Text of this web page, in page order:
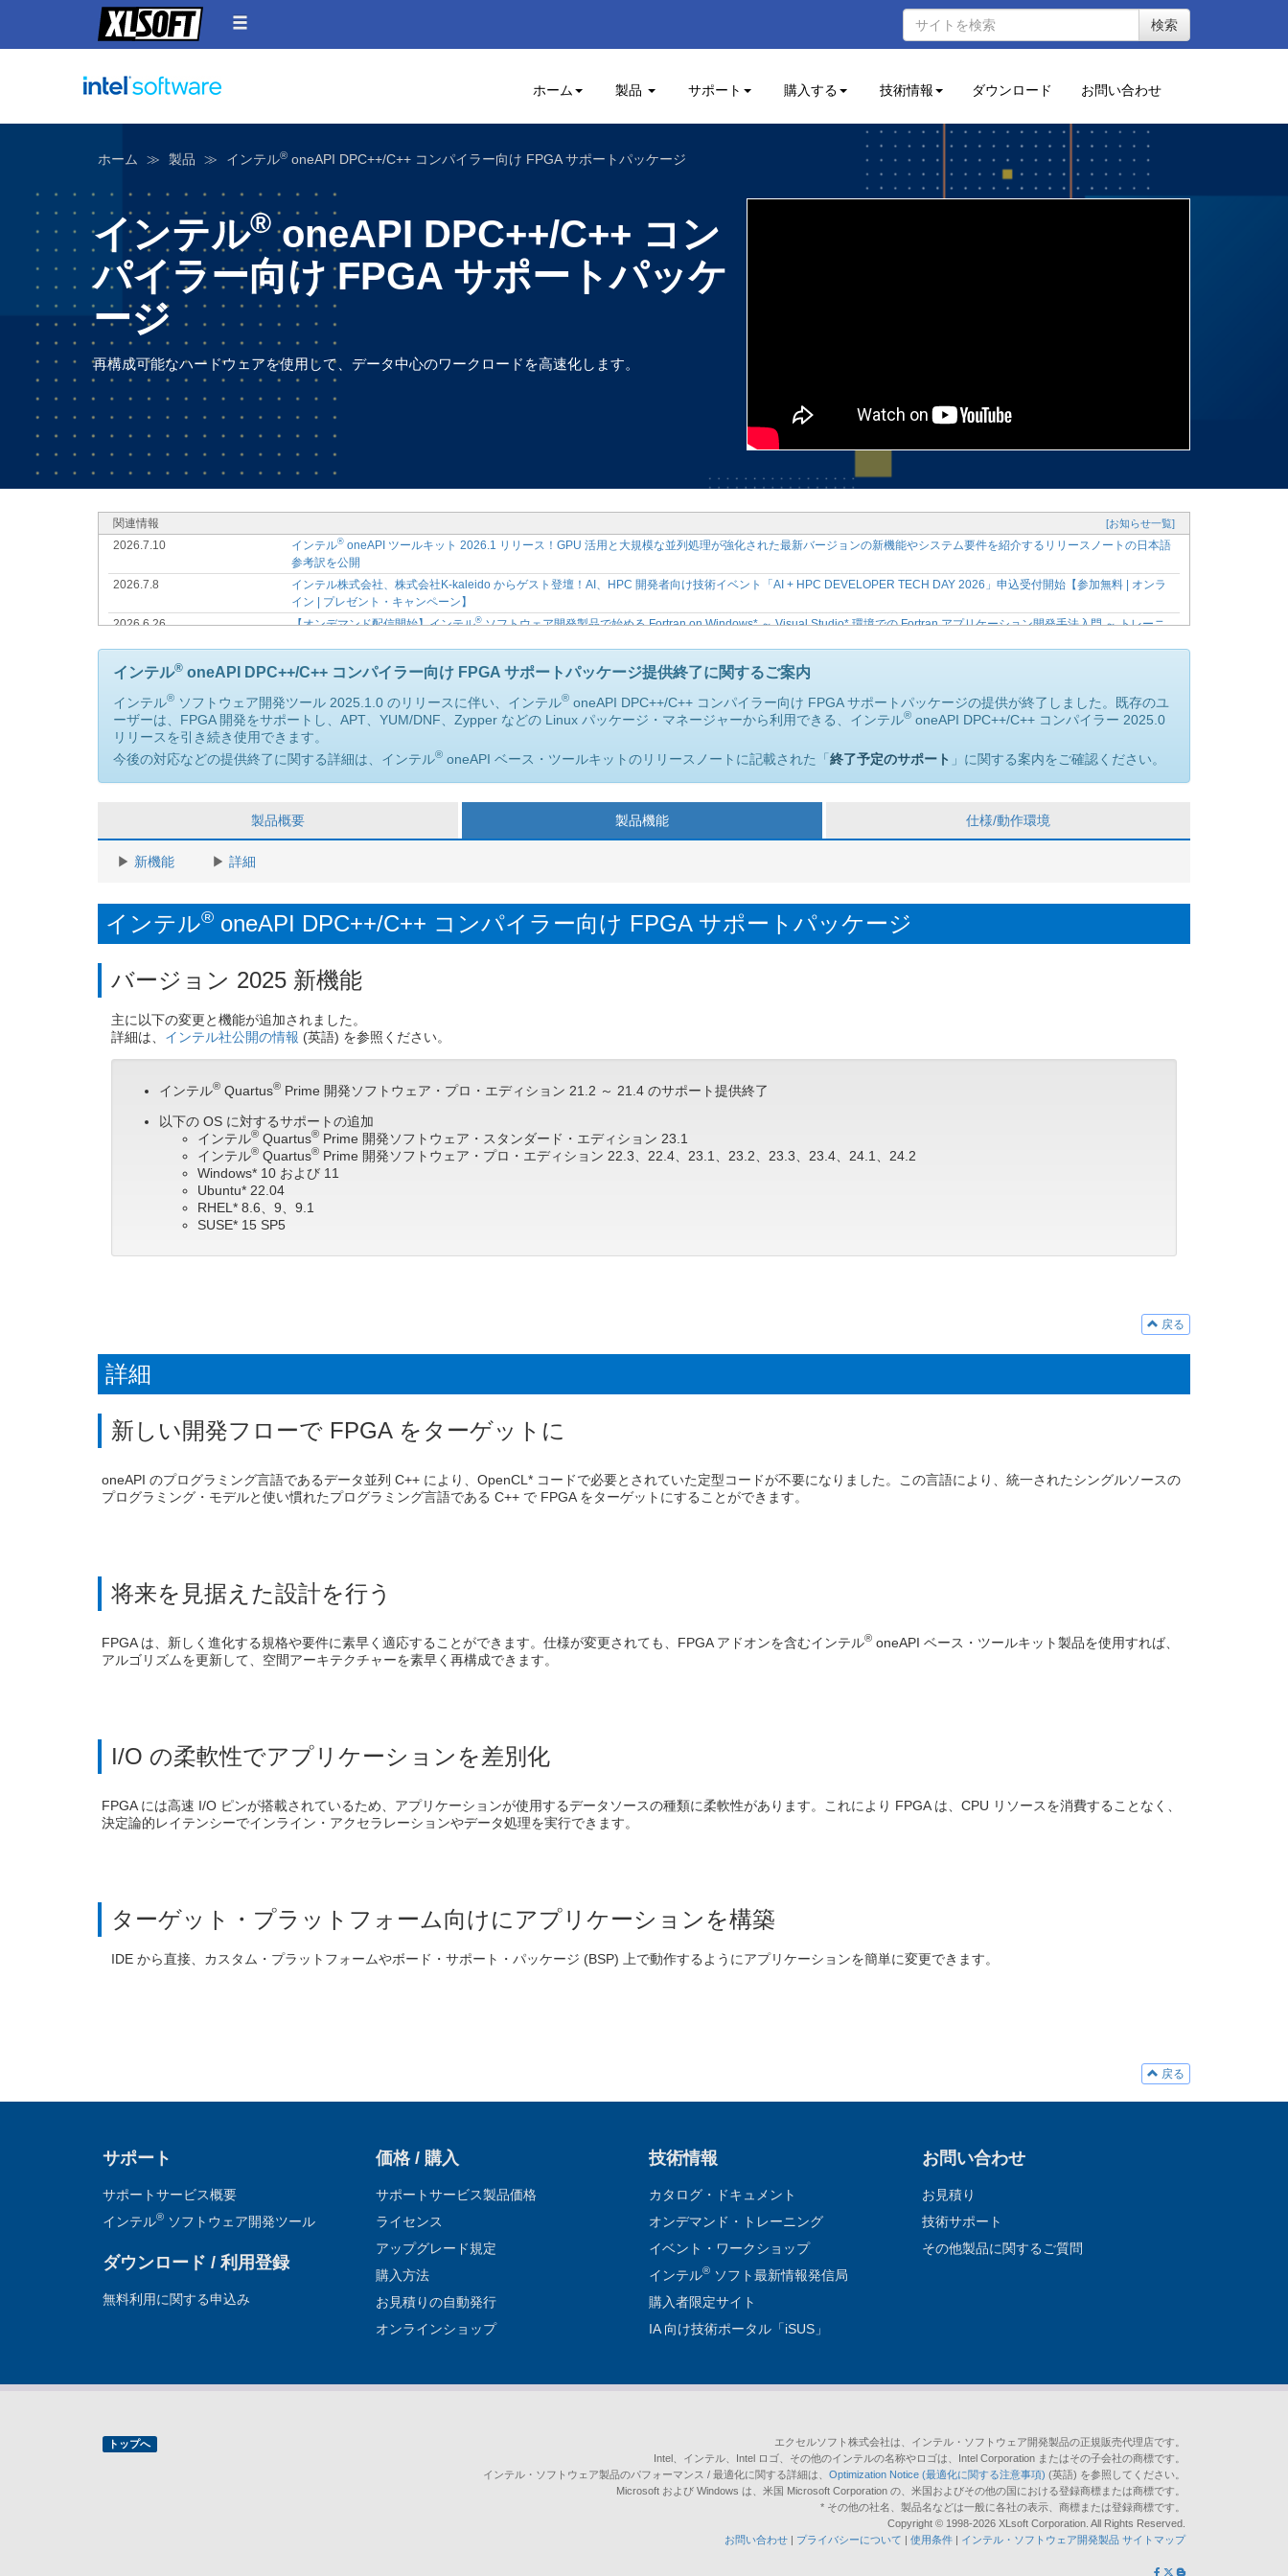
検索
ホーム 製品 サポート 購入する 技術情報 ダウンロード お問い合わせ
ホーム 製品 インテル® oneAPI DPC++/C++ コンパイラー向け FPGA サポートパッケージ
インテル®oneAPI DPC++/C++ コン
パイラー向け FPGA サポートパッケ
ージ
再構成可能なハードウェアを使用して、データ中心のワークロードを高速化します。
関連情報 [お知らせ一覧]
2026.7.10 インテル® oneAPI ツールキット 2026.1 リリース！GPU 活用と大規模な並列処理が強化された最新バージョンの新機能やシステム要件を紹介するリリースノートの日本語
参考訳を公開
2026.7.8
インテル株式会社、株式会社K-kaleido からゲスト登壇！AI、HPC 開発者向け技術イベント「AI + HPC DEVELOPER TECH DAY 2026」申込受付開始【参加無料 | オンラ
イン | プレゼント・キャンペーン】
2026.6.26
【オンデマンド配信開始】インテル®ソフトウェア開発製品で始める Fortran on Windows* ～ Visual Studio* 環境での Fortran アプリケーション開発手法入門 ～ トレーニ
2026.5.20
7/10 (金) インテル ソフトウェア開発ツール 2026 リリース記念セミナー開催決定 ～ インテル
ソフトウェア開発ツールのバージョン 2026 に関する主な変更点を紹介 ～
データセンターやクライアント向け CPU と GPU のパフォーマンスを加速！インテル ®ソフトウェア開発ツールの最新バージョン 2026 に対応する有償サポート製品を提
供開始
2026.5.1
【オンデマンド配信開始】インテル®VTune™プロファイラーから始める CPU プロファイル トレーニングの資料、動画を購入者限定サイトで公開開始
2026.4.17
6/18 (木) インテル
2026.4.17
【オンデマンド配信開始】インテル ® Core
Ultra プロセッサー向け OpenMP* アプリケーションの最適化セミナーのトレーニング資料、動画を購入者限定サイトで公開開
始
Visual Studio 2026 対応！インテル
ソフトウェア開発ツール 2025.3.1 の新機能や変更点を紹介するリリースノートの日本語参考訳を公開！
2026.1.10
SCA/HPCAsia 2026 / 2026.1.26 (月) ～ 1.29 (木) / 大阪府立国際会議場 / 有料 / 主催・共催: SupercomputingAsia 2026
2025.12.25
【オンデマンド配信開始】icx/icpx、ifx 向けインテル コンパイラー最適化オプションのご紹介セミナーのトレーニング資料、動画を購入者限定サイトで公開開始
インテル® oneAPI DPC++/C++ コンパイラー向け FPGA サポートパッケージ提供終了に関するご案内
インテル® ソフトウェア開発ツール 2025.1.0 のリリースに伴い、インテル® oneAPI DPC++/C++ コンパイラー向け FPGA サポートパッケージの提供が終了しました。既存のユ
ーザーは、FPGA 開発をサポートし、APT、YUM/DNF、Zypper などの Linux パッケージ・マネージャーから利用できる、インテル® oneAPI DPC++/C++ コンパイラー 2025.0
リリースを引き続き使用できます。
今後の対応などの提供終了に関する詳細は、インテル® oneAPI ベース・ツールキットのリリースノートに記載された「 終了予定のサポート 」に関する案内をご確認ください。
製品概要 製品機能 仕様/動作環境
新機能 詳細
インテル® oneAPI DPC++/C++ コンパイラー向け FPGA サポートパッケージ
バージョン 2025 新機能
主に以下の変更と機能が追加されました。
詳細は、 インテル社公開の情報 (英語) を参照ください。
インテル® Quartus® Prime 開発ソフトウェア・プロ・エディション 21.2 ～ 21.4 のサポート提供終了
以下の OS に対するサポートの追加
インテル® Quartus® Prime 開発ソフトウェア・スタンダード・エディション 23.1
インテル® Quartus® Prime 開発ソフトウェア・プロ・エディション 22.3、22.4、23.1、23.2、23.3、23.4、24.1、24.2
Windows* 10 および 11
Ubuntu* 22.04
RHEL* 8.6、9、9.1
SUSE* 15 SP5
戻る
詳細
新しい開発フローで FPGA をターゲットに
oneAPI のプログラミング言語であるデータ並列 C++ により、OpenCL* コードで必要とされていた定型コードが不要になりました。この言語により、統一されたシングルソースの
プログラミング・モデルと使い慣れたプログラミング言語である C++ で FPGA をターゲットにすることができます。
将来を見据えた設計を行う
FPGA は、新しく進化する規格や要件に素早く適応することができます。仕様が変更されても、FPGA アドオンを含むインテル® oneAPI ベース・ツールキット製品を使用すれば、
アルゴリズムを更新して、空間アーキテクチャーを素早く再構成できます。
I/O の柔軟性でアプリケーションを差別化
FPGA には高速 I/O ピンが搭載されているため、アプリケーションが使用するデータソースの種類に柔軟性があります。これにより FPGA は、CPU リソースを消費することなく、
決定論的レイテンシーでインライン・アクセラレーションやデータ処理を実行できます。
ターゲット・プラットフォーム向けにアプリケーションを構築
IDE から直接、カスタム・プラットフォームやボード・サポート・パッケージ (BSP) 上で動作するようにアプリケーションを簡単に変更できます。
戻る
サポート
サポートサービス概要
インテル® ソフトウェア開発ツール
ダウンロード / 利用登録
無料利用に関する申込み
価格 / 購入
サポートサービス製品価格
ライセンス
アップグレード規定
購入方法
お見積りの自動発行
オンラインショップ
技術情報
カタログ・ドキュメント
オンデマンド・トレーニング
イベント・ワークショップ
インテル® ソフト最新情報発信局
購入者限定サイト
IA 向け技術ポータル「iSUS」
お問い合わせ
お見積り
技術サポート
その他製品に関するご質問
トップへ
エクセルソフト株式会社は、インテル・ソフトウェア開発製品の正規販売代理店です。
Intel、インテル、Intel ロゴ、その他のインテルの名称やロゴは、Intel Corporation またはその子会社の商標です。
インテル・ソフトウェア製品のパフォーマンス / 最適化に関する詳細は、 Optimization Notice (最適化に関する注意事項) (英語) を参照してください。
Microsoft および Windows は、米国 Microsoft Corporation の、米国およびその他の国における登録商標または商標です。
* その他の社名、製品名などは一般に各社の表示、商標または登録商標です。
Copyright © 1998-2026 XLsoft Corporation. All Rights Reserved.
お問い合わせ | プライバシーについて | 使用条件 | インテル・ソフトウェア開発製品 サイトマップ